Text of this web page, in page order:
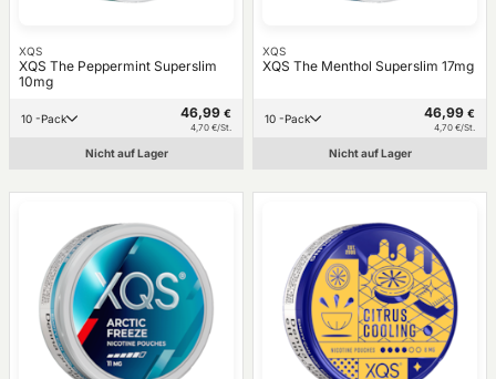
XQS
XQS The Peppermint Superslim
10mg
10 -Pack 46,99 €
4,70 €/St.
Nicht auf Lager
XQS
XQS The Menthol Superslim 17mg
10 -Pack 46,99 €
4,70 €/St.
Nicht auf Lager